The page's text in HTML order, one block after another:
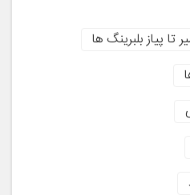
تا پیاز بلبرینگ ها